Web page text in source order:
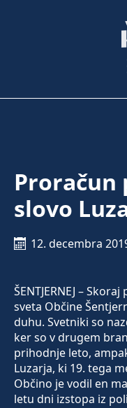
Proračun
slovo
12. decembra
ŠENTJERNEJ –
sveta Občine
duhu. Svetniki so
ker so v drugem
prihodnje leto,
Luzarja, ki 19. tega
Občino je vodil en
letu dni izstopa iz